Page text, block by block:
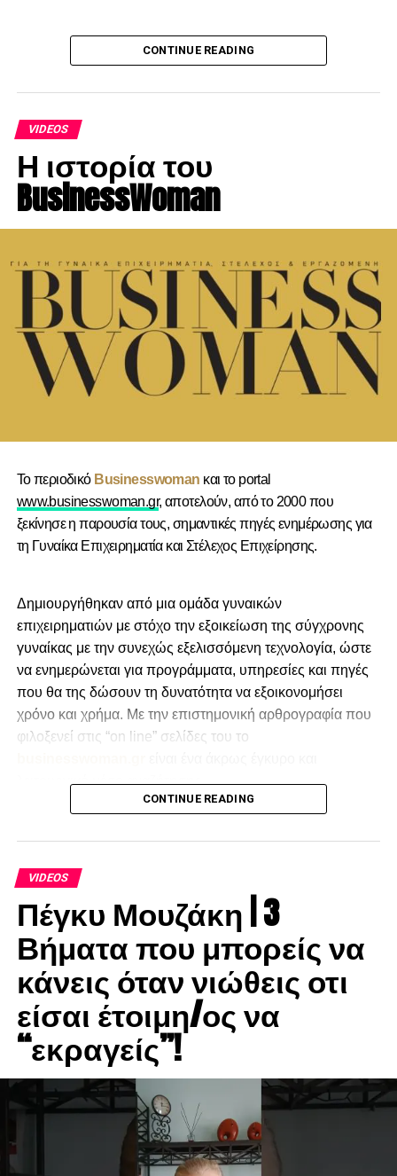
CONTINUE READING
VIDEOS
Η ιστορία του
BusinessWoman
Το περιοδικό Businesswoman και το portal
www.businesswoman.gr, αποτελούν, από το 2000 που
ξεκίνησε η παρουσία τους, σημαντικές πηγές ενημέρωσης για
τη Γυναίκα Επιχειρηματία και Στέλεχος Επιχείρησης.
Δημιουργήθηκαν από μια ομάδα γυναικών
επιχειρηματιών με στόχο την εξοικείωση της σύγχρονης
γυναίκας με την συνεχώς εξελισσόμενη τεχνολογία, ώστε
να ενημερώνεται για προγράμματα, υπηρεσίες και πηγές
που θα της δώσουν τη δυνατότητα να εξοικονομήσει
χρόνο και χρήμα. Με την επιστημονική αρθρογραφία που
φιλοξενεί στις “on line” σελίδες του το
λειτουργικό μέσο αναζήτησης.
CONTINUE READING
VIDEOS
Πέγκυ Μουζάκη | 3
Βήματα που μπορείς να
κάνεις όταν νιώθεις οτι
είσαι έτοιμη/ος να
“εκραγείς”!